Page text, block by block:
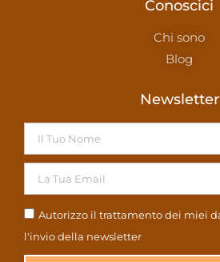
Conoscici
Chi sono
Blog
Newsletter
Autorizzo il trattamento dei miei
l'invio della newsletter